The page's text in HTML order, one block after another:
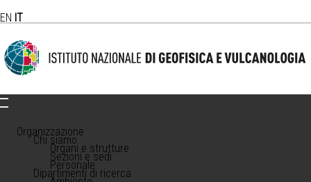
EN IT
Organizzazione
Chi siamo
Organi e strutture
Sezioni e sedi
Personale
Dipartimenti di ricerca